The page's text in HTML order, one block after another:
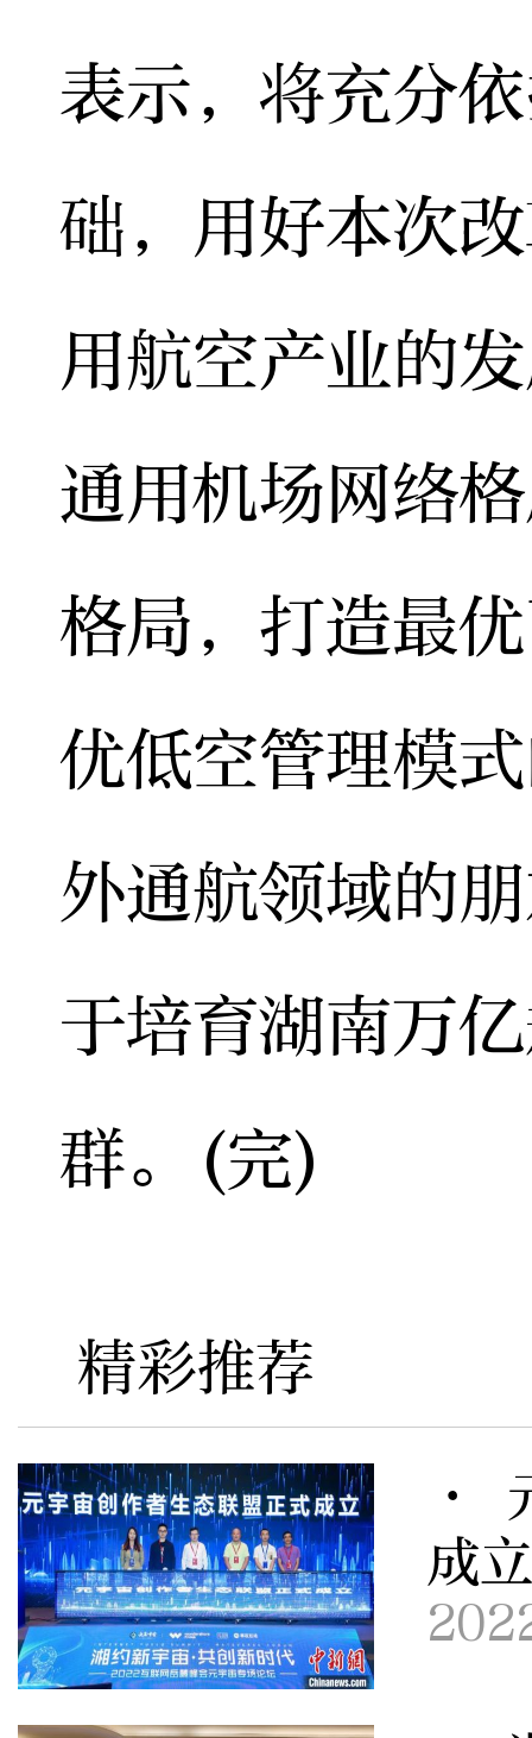
表示，将充分
础，用好本次
用航空产业的
通用机场网络
格局，打造最
优低空管理模
外通航领域的
于培育湖南万
群。(完)
精彩推荐
·
成